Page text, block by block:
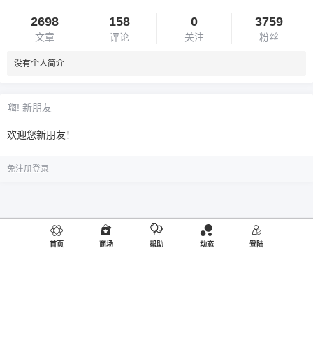
2698
文章
158
评论
0
关注
3759
粉丝
没有个人简介
嗨! 新朋友
欢迎您新朋友！
免注册登录
首页 商场 帮助 动态 登陆